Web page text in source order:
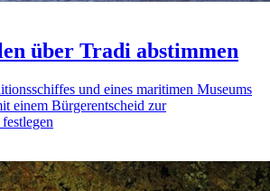
über Tradi abstimmen
und eines maritimen Museums
einem Bürgerentscheid zur